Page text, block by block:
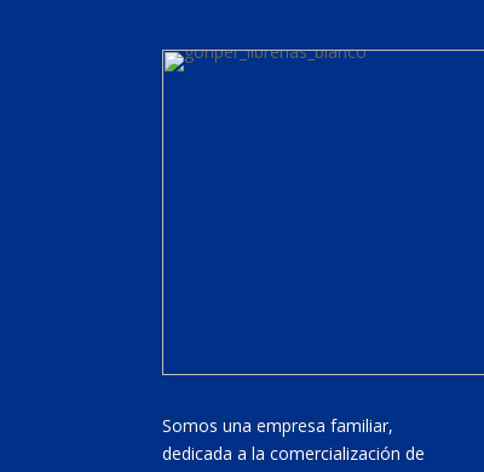
Somos una empresa familiar,
dedicada a la comercialización de